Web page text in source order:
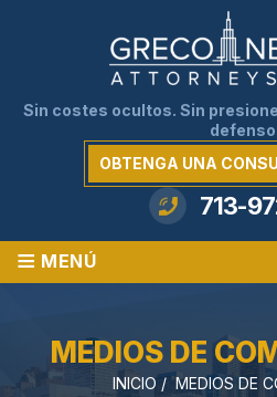
Sin costes ocultos. Sin
OBTENGA UNA
713-
≡ MENÚ
MEDIOS DE
INICIO /MEDIOS DE